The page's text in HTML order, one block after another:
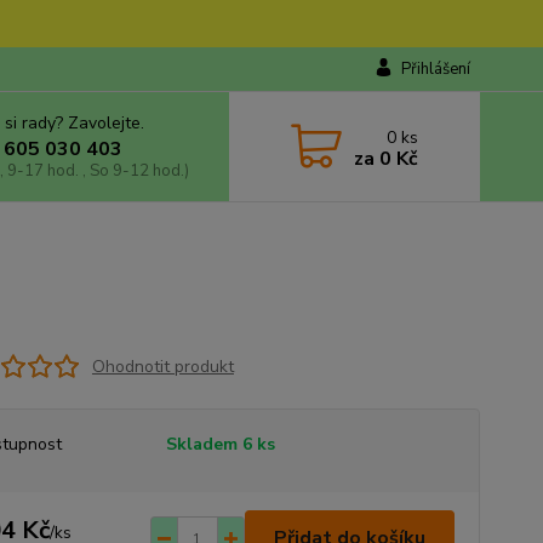
Přihlášení
rady? Zavolejte.
030 403
9-17 hod. , So 9-12 hod.)
0 ks
za 0 Kč
Ohodnotit produkt
Skladem 6 ks
Kč/ks